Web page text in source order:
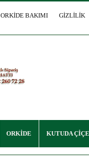
ORKİDE BAKIMI
GİZLİLİK
ORKİDE KUTUDA